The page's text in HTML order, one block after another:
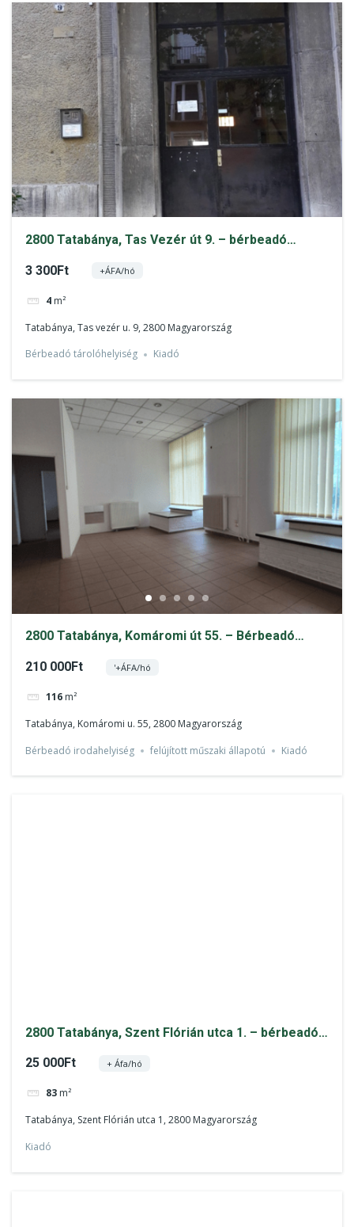
2800 Tatabánya, Tas Vezér út 9. – bérbeadó
3 300Ft +ÁFA/hó
4 m²
Tatabánya, Tas vezér u. 9, 2800 Magyarország
Bérbeadó tárolóhelyiség Kiadó
2800 Tatabánya, Komáromi út 55. – Bérbeadó
210 000Ft '+ÁFA/hó
116 m²
Tatabánya, Komáromi u. 55, 2800 Magyarország
Bérbeadó irodahelyiség felújított műszaki állapotú Kiadó
2800 Tatabánya, Szent Flórián utca 1. – bérbeadó
25 000Ft + Áfa/hó
83 m²
Tatabánya, Szent Flórián utca 1, 2800 Magyarország
Kiadó